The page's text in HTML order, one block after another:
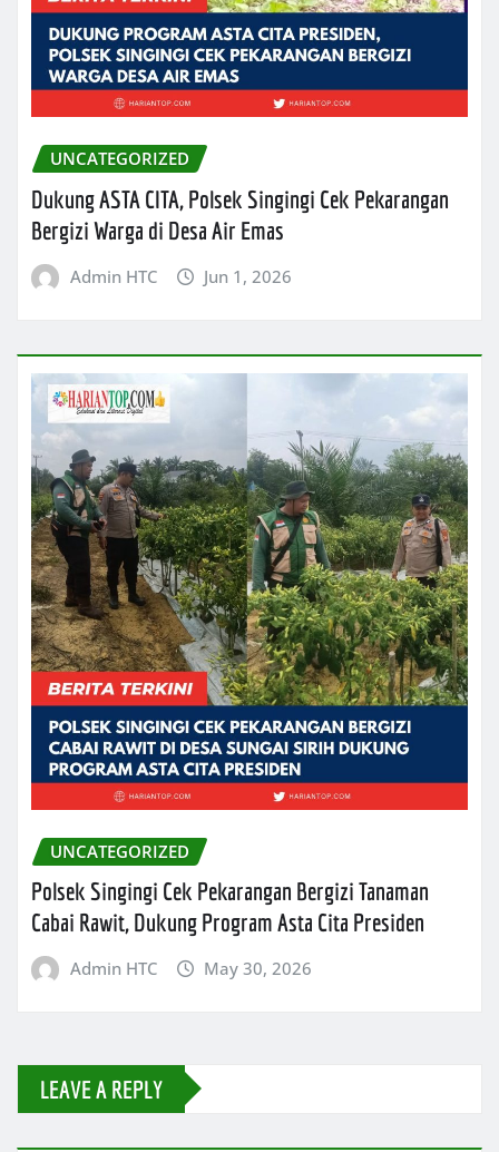
UNCATEGORIZED
Dukung ASTA CITA, Polsek Singingi Cek Pekarangan
Bergizi Warga di Desa Air Emas
Admin HTC Jun 1, 2026
UNCATEGORIZED
Polsek Singingi Cek Pekarangan Bergizi Tanaman
Cabai Rawit, Dukung Program Asta Cita Presiden
Admin HTC May 30, 2026
LEAVE A REPLY